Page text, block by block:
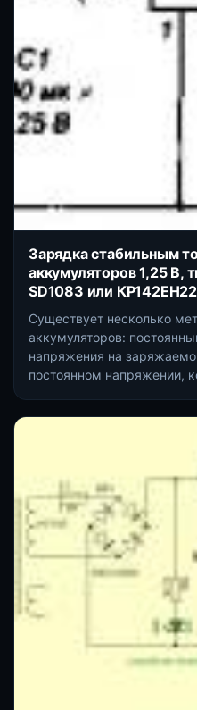
Зарядка стабильным
аккумуляторов 1,25 В,
SD1083 или
Существует несколько
аккумуляторов:
напряжения на
постоянном напряжении,